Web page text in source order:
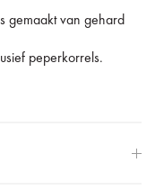
gemaakt van gehard
peperkorrels.